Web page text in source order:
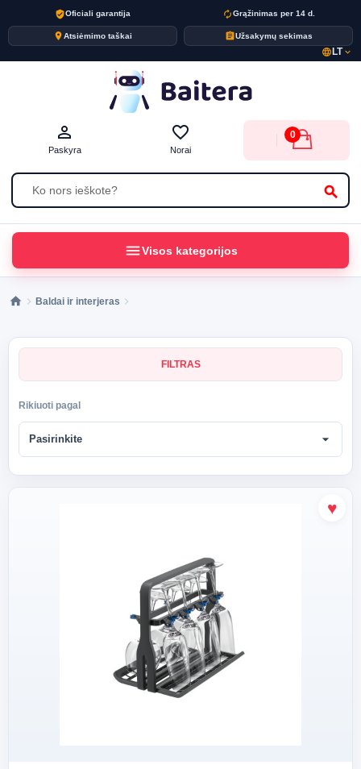
verified_userOficiali garantija autorenewGrąžinimas per 14 d.
placeAtsiėmimo taškai assignmentUžsakymų sekimas
language LTexpand_more
search
person_outline
Paskyra
favorite_border
Norai
0
menuVisos kategorijos
Baldai ir interjeras
FILTRAS
Rikiuoti pagal
Pasirinkite arrow_drop_down